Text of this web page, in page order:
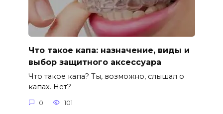
Что такое капа: назначение, виды и
выбор защитного аксессуара
Что такое капа? Ты, возможно, слышал о
капах. Нет?
0 101